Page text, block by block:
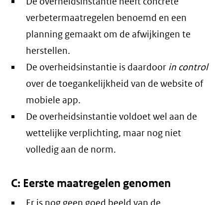
verbetermaatregelen benoemd en een
planning gemaakt om de afwijkingen te
herstellen.
De overheidsinstantie is daardoor in control
over de toegankelijkheid van de website of
mobiele app.
De overheidsinstantie voldoet wel aan de
wettelijke verplichting, maar nog niet
volledig aan de norm.
C: Eerste maatregelen genomen